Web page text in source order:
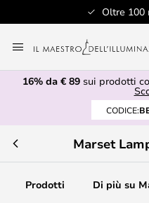
Oltre 100
al
contenuto
16% da € 89sui prodotti
CODICE:
Marset
Prodotti Di più su